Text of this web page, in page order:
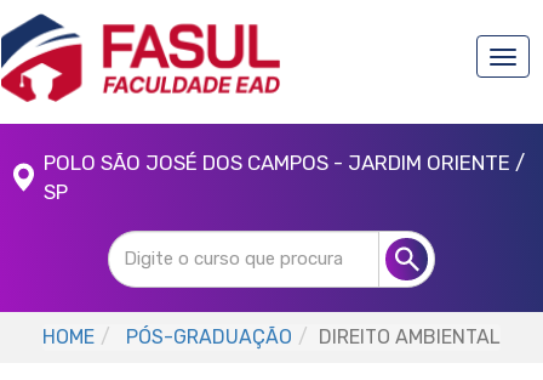
POLO SÃO JOSÉ DOS CAMPOS - JARDIM ORIENTE /
SP
HOME PÓS-GRADUAÇÃO DIREITO AMBIENTAL